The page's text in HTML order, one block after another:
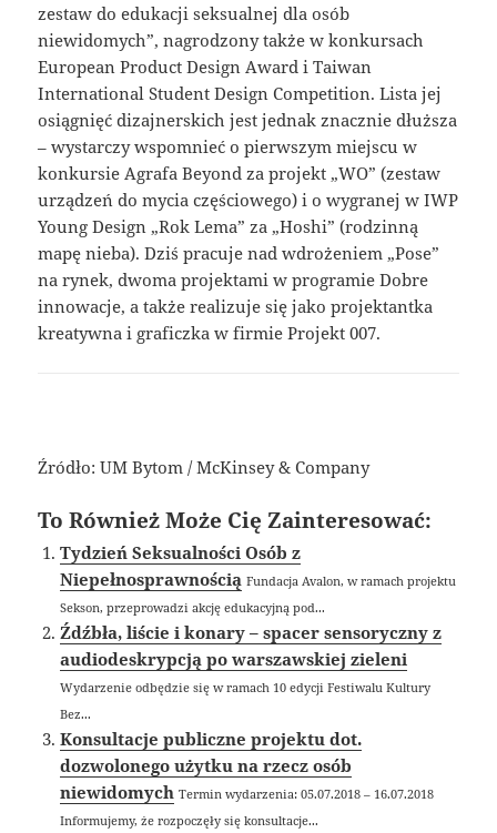
zestaw do edukacji seksualnej dla osób
niewidomych”, nagrodzony także w konkursach
European Product Design Award i Taiwan
International Student Design Competition. Lista jej
osiągnięć dizajnerskich jest jednak znacznie dłuższa
– wystarczy wspomnieć o pierwszym miejscu w
konkursie Agrafa Beyond za projekt „WO” (zestaw
urządzeń do mycia częściowego) i o wygranej w IWP
Young Design „Rok Lema” za „Hoshi” (rodzinną
mapę nieba). Dziś pracuje nad wdrożeniem „Pose”
na rynek, dwoma projektami w programie Dobre
innowacje, a także realizuje się jako projektantka
kreatywna i graficzka w firmie Projekt 007.
Źródło: UM Bytom / McKinsey & Company
To Również Może Cię Zainteresować:
Tydzień Seksualności Osób z
Niepełnosprawnością Fundacja Avalon, w ramach projektu
Sekson, przeprowadzi akcję edukacyjną pod...
Źdźbła, liście i konary – spacer sensoryczny z
audiodeskrypcją po warszawskiej zieleni
Wydarzenie odbędzie się w ramach 10 edycji Festiwalu Kultury
Bez...
Konsultacje publiczne projektu dot.
dozwolonego użytku na rzecz osób
niewidomych Termin wydarzenia: 05.07.2018 – 16.07.2018
Informujemy, że rozpoczęły się konsultacje...